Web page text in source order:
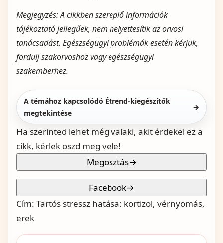
Megjegyzés: A cikkben szereplő információk
tájékoztató jellegűek, nem helyettesítik az orvosi
tanácsadást. Egészségügyi problémák esetén kérjük,
fordulj szakorvoshoz vagy egészségügyi
szakemberhez.
A témához kapcsolódó Étrend-kiegészítők
megtekintése
→
Ha szerinted lehet még valaki, akit érdekel ez a
cikk, kérlek oszd meg vele!
Megosztás→
Facebook→
Cím: Tartós stressz hatása: kortizol, vérnyomás,
erek